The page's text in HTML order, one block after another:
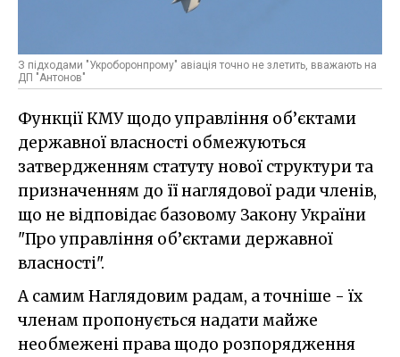
З підходами "Укроборонпрому" авіація точно не злетить, вважають на
ДП "Антонов"
Функції КМУ щодо управління об’єктами
державної власності обмежуються
затвердженням статуту нової структури та
призначенням до її наглядової ради членів,
що не відповідає базовому Закону України
"Про управління об’єктами державної
власності".
А самим Наглядовим радам, а точніше - їх
членам пропонується надати майже
необмежені права щодо розпорядження